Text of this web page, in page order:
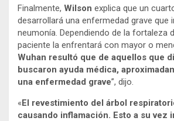
Finalmente, Wilson explica que un
desarrollará una enfermedad grave que
neumonía. Dependiendo de la fortaleza
paciente la enfrentará con mayor o
Wuhan resultó que de aquellos que
buscaron ayuda médica,
una enfermedad grave”, dijo.
«El revestimiento del árbol
causando inflamación. Esto a su vez